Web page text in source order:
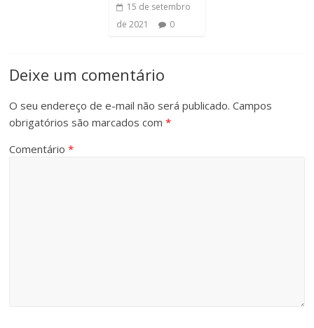
15 de setembro
de 2021
0
Deixe um comentário
O seu endereço de e-mail não será publicado. Campos
obrigatórios são marcados com*
Comentário*